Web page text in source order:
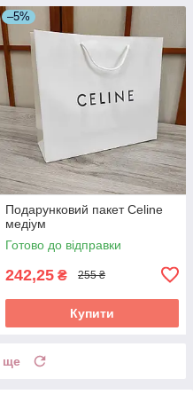
–5%
Подарунковий пакет Celine
медіум
Готово до відправки
242,25 ₴ 255 ₴
Купити
ще